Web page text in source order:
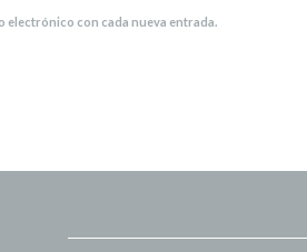
electrónico con cada nueva entrada.